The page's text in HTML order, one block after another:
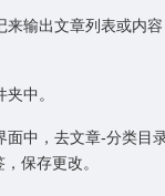
来输出⽂章列表或内
中。
中，去⽂章-分类⽬
保存更改。